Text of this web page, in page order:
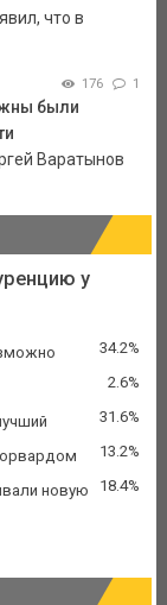
что в
176 1
были
Варатынов
у
34.2%
2.6%
31.6%
13.2%
новую
18.4%